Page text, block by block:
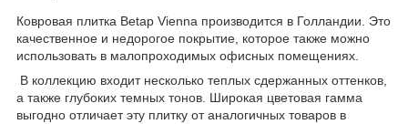
Ковровая плитка Betap Vienna производится в Голландии. Это
качественное и недорогое покрытие, которое также можно
использовать в малопроходимых офисных помещениях.
В коллекцию входит несколько теплых сдержанных оттенков,
а также глубоких темных тонов. Широкая цветовая гамма
выгодно отличает эту плитку от аналогичных товаров в